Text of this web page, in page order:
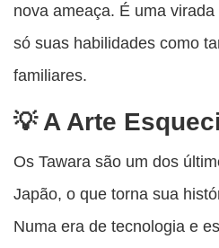
nova ameaça. É uma
só suas habilidades como
familiares.
A Arte
Os Tawara são um dos
Japão, o que torna sua
Numa era de tecnologia e